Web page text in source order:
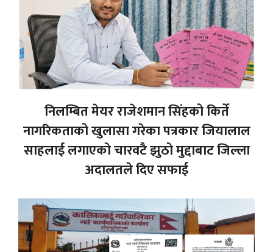
निलम्बित मेयर राजेशमान सिंहको किर्ते
नागरिकताको खुलासा गरेका पत्रकार जियालाल
साहलाई लगाएको चारवटै झुठो मुद्दाबाट जिल्ला
अदालतले दिए सफाई